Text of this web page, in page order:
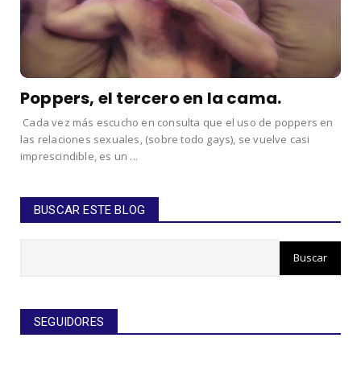
Poppers, el tercero en la cama.
Cada vez más escucho en consulta que el uso de poppers en
las relaciones sexuales, (sobre todo gays), se vuelve casi
imprescindible, es un ...
BUSCAR ESTE BLOG
SEGUIDORES